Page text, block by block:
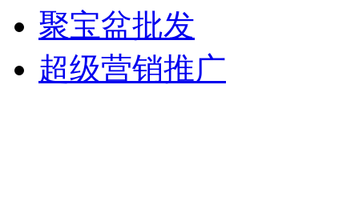
聚宝盆批发
超级营销推广